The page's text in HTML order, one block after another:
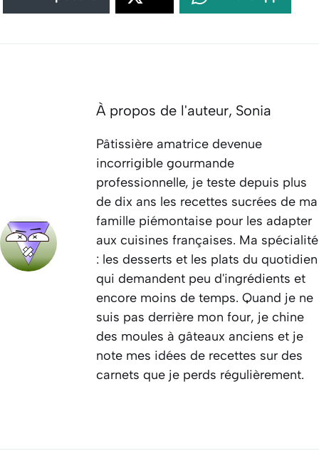
À propos de l'auteur, Sonia
Pâtissière amatrice devenue
incorrigible gourmande
professionnelle, je teste depuis plus
de dix ans les recettes sucrées de ma
famille piémontaise pour les adapter
aux cuisines françaises. Ma spécialité
: les desserts et les plats du quotidien
qui demandent peu d'ingrédients et
encore moins de temps. Quand je ne
suis pas derrière mon four, je chine
des moules à gâteaux anciens et je
note mes idées de recettes sur des
carnets que je perds régulièrement.